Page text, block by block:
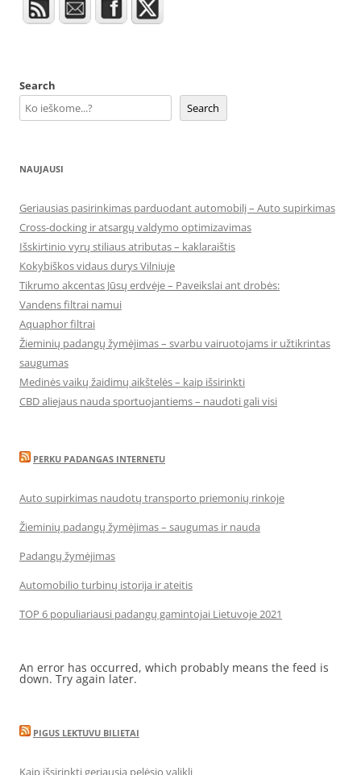
Search
Search
NAUJAUSI
Geriausias pasirinkimas parduodant automobilį – Auto supirkimas
Cross-docking ir atsargų valdymo optimizavimas
Išskirtinio vyrų stiliaus atributas – kaklaraištis
Kokybiškos vidaus durys Vilniuje
Tikrumo akcentas Jūsų erdvėje – Paveikslai ant drobės:
Vandens filtrai namui
Aquaphor filtrai
Žieminių padangų žymėjimas – svarbu vairuotojams ir užtikrintas
saugumas
Medinės vaikų žaidimų aikštelės – kaip išsirinkti
CBD aliejaus nauda sportuojantiems – naudoti gali visi
PERKU PADANGAS INTERNETU
Auto supirkimas naudotų transporto priemonių rinkoje
Žieminių padangų žymėjimas – saugumas ir nauda
Padangų žymėjimas
Automobilio turbinų istorija ir ateitis
TOP 6 populiariausi padangų gamintojai Lietuvoje 2021
An error has occurred, which probably means the feed is
down. Try again later.
PIGUS LEKTUVU BILIETAI
Kaip išsirinkti geriausią pelėsio valiklį